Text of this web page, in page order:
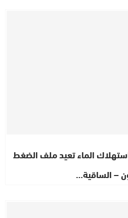
الماء تعيد ملف الضغط
– الساقية…